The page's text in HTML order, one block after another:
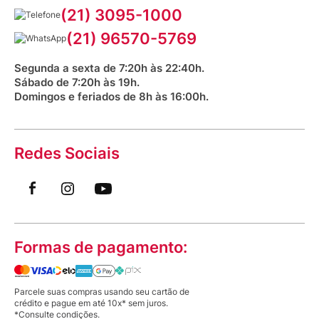
Aniversário Venancio 2025
Bioimpedância Gratuita
Fale conosco
Saúde na praça
(21) 3095-1000
(21) 96570-5769
Segunda a sexta de 7:20h às 22:40h.
Sábado de 7:20h às 19h.
Domingos e feriados de 8h às 16:00h.
Redes Sociais
Formas de pagamento:
Parcele suas compras usando seu cartão de
crédito e pague em até 10x* sem juros.
*Consulte condições.